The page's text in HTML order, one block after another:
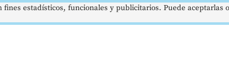
estadísticos, funcionales y publicitarios. Puede aceptarlas